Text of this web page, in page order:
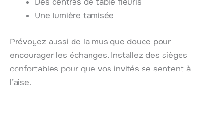
Des centres de table fleuris
Une lumière tamisée
Prévoyez aussi de la musique douce pour
encourager les échanges. Installez des sièges
confortables pour que vos invités se sentent à
l’aise.